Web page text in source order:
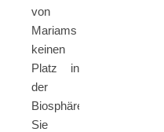
von
Mariams
keinen
Platz in
der
Biosphäre.
Sie